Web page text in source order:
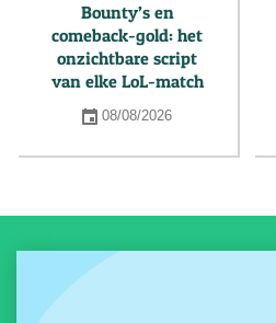
Bounty’s en
comeback-gold: het
onzichtbare script
van elke LoL-match
08/08/2026